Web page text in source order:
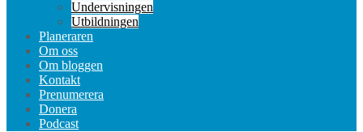
Undervisningen
Utbildningen
Planeraren
Om oss
Om bloggen
Kontakt
Prenumerera
Donera
Podcast